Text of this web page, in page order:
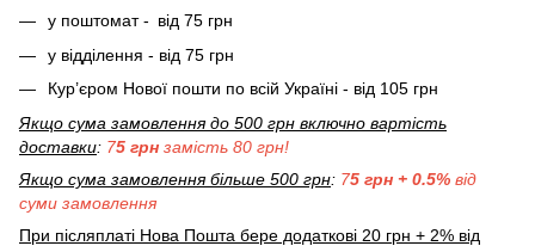
у поштомат - від 75 грн
у відділення - від 75 грн
Кур’єром Нової пошти по всій Україні - від 105 грн
Якщо сума замовлення до 500 грн включно вартість
доставки: 75 грн замість 80 грн!
Якщо сума замовлення більше 500 грн: 75 грн + 0.5% від
суми замовлення
При післяплаті Нова Пошта бере додаткові 20 грн + 2% від